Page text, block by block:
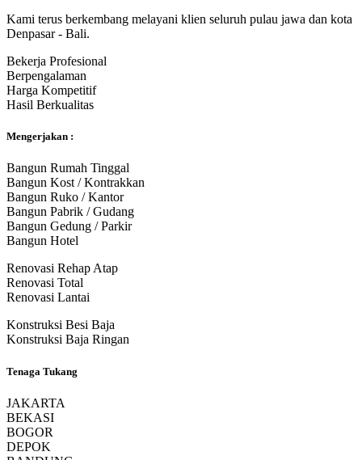
Kami terus berkembang melayani klien seluruh pulau jawa dan kota
Denpasar - Bali.
Bekerja Profesional
Berpengalaman
Harga Kompetitif
Hasil Berkualitas
Mengerjakan :
Bangun Rumah Tinggal
Bangun Kost / Kontrakkan
Bangun Ruko / Kantor
Bangun Pabrik / Gudang
Bangun Gedung / Parkir
Bangun Hotel
Renovasi Rehap Atap
Renovasi Total
Renovasi Lantai
Konstruksi Besi Baja
Konstruksi Baja Ringan
Tenaga Tukang
JAKARTA
BEKASI
BOGOR
DEPOK